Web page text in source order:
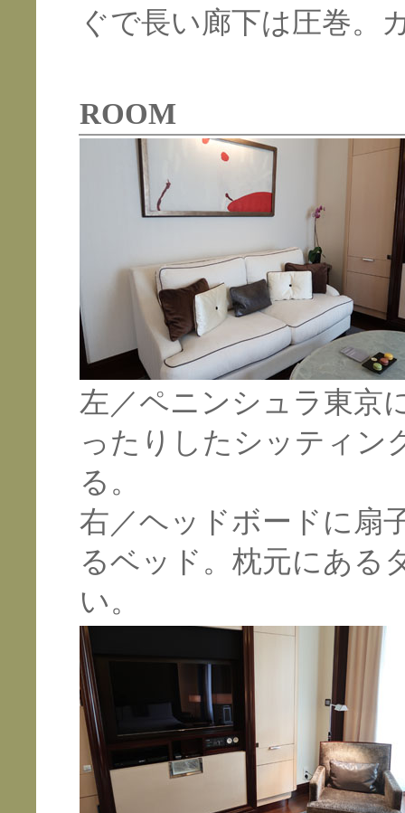
ぐで長い廊下は圧巻。
ROOM
左／ペニンシュラ東京
ったりしたシッティン
る。
右／ヘッドボードに扇
るベッド。枕元にある
い。